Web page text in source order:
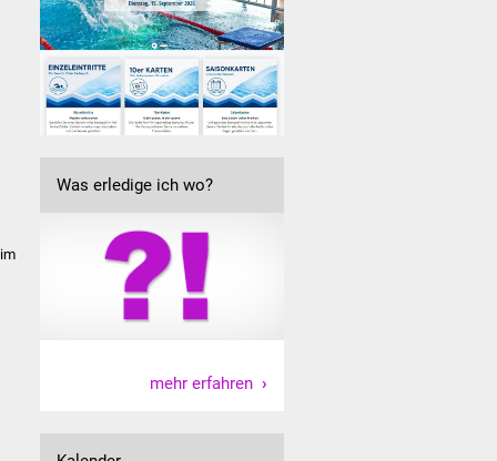
Was erledige ich wo?
mehr erfahren